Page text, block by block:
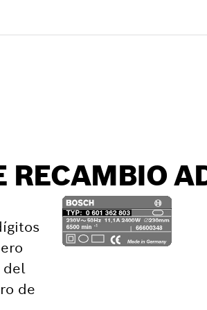
RECAMBIO
del
de